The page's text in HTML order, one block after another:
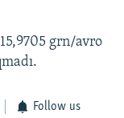
grn/avro
Follow us